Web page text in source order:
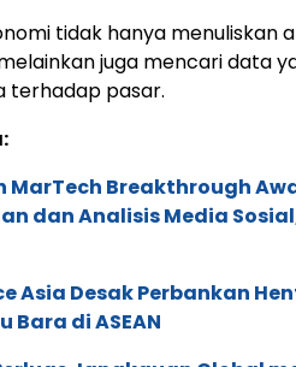
tidak hanya menuliskan
juga mencari data
terhadap pasar.
MarTech Breakthrough
dan Analisis Media
Asia Desak Perbankan
Bara di ASEAN